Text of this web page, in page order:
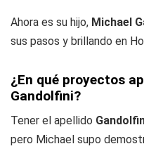
Ahora es su hijo, Michael
sus pasos y brillando en
¿En qué proyectos
Gandolfini?
Tener el apellido
pero Michael supo